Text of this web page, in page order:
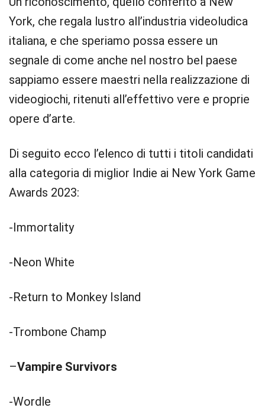
York, che regala lustro all’industria videoludica
italiana, e che speriamo possa essere un
segnale di come anche nel nostro bel paese
sappiamo essere maestri nella realizzazione di
videogiochi, ritenuti all’effettivo vere e proprie
opere d’arte.
Di seguito ecco l’elenco di tutti i titoli candidati
alla categoria di miglior Indie ai New York Game
Awards 2023:
-Immortality
-Neon White
-Return to Monkey Island
-Trombone Champ
–Vampire Survivors
-Wordle